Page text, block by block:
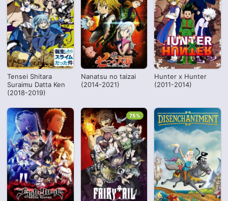
Tensei Shitara
Suraimu Datta Ken
(2018-2019)
Nanatsu no taizai
(2014-2021)
Hunter x Hunter
(2011-2014)
75%